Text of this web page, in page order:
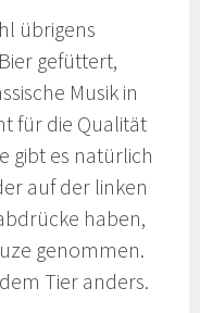
übrigens
gefüttert,
Musik in
für die Qualität
gibt es natürlich
auf der linken
haben,
genommen.
Tier anders.